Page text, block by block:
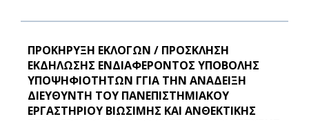
ΠΡΟΚΗΡΥΞΗ ΕΚΛΟΓΩΝ / ΠΡΟΣΚΛΗΣΗ
ΕΚΔΗΛΩΣΗΣ ΕΝΔΙΑΦΕΡΟΝΤΟΣ ΥΠΟΒΟΛΗΣ
ΥΠΟΨΗΦΙΟΤΗΤΩΝ ΓΓΙΑ ΤΗΝ ΑΝΑΔΕΙΞΗ
ΔΙΕΥΘΥΝΤΗ ΤΟΥ ΠΑΝΕΠΙΣΤΗΜΙΑΚΟΥ
ΕΡΓΑΣΤΗΡΙΟΥ ΒΙΩΣΙΜΗΣ ΚΑΙ ΑΝΘΕΚΤΙΚΗΣ